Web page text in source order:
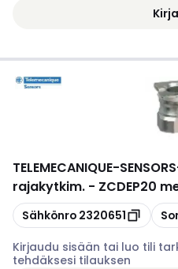
TELEMECANIQUE-SENSORS
rajakytkim. - ZCDEP20
Kopioi
Sähkönro 2320651
Kirjaudu sisään tai luo tili
tehdäksesi tilauksen